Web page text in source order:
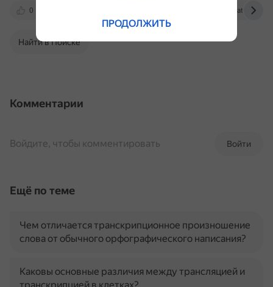
0
Найти в Поиске
Комментарии
Войти
Войдите, чтобы комментировать
Ещё по теме
Чем отличается транскрипционное произношение
слова от обычного орфографического написания?
Каковы основные различия между трансляцией и
ПРОДОЛЖИТЬ